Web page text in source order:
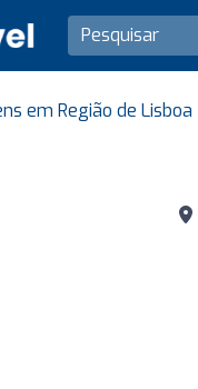
em Região de Lisboa